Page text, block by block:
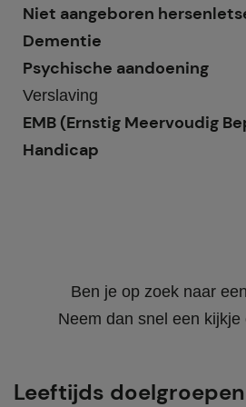
Niet aangeboren
Dementie
Psychische aandoening
Verslaving
EMB (Ernstig Meervoudig
Handicap
Ben je op zoek naar
Neem dan snel een kijkje
Leeftijds doelgroepen